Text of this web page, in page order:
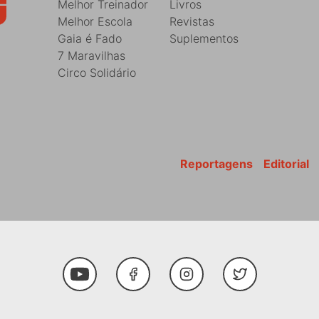
Livros
Revistas
Suplementos
Melhor Treinador
Melhor Escola
Gaia é Fado
7 Maravilhas
Circo Solidário
Editorial
Reportagens
Youtube FacebookInstagramTwitter